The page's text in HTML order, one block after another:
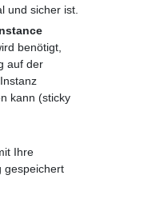
für die Industrie
und sicher ist.
benötigt,
auf der
kann (sticky
Ihre
gespeichert